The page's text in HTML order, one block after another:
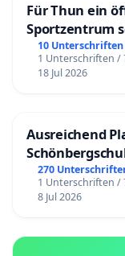
Für Thun ein
Sportzentrum
10 Unterschriften
1 Unterschriften /
18 Jul 2026
Ausreichend
270
1 Unterschriften /
8 Jul 2026